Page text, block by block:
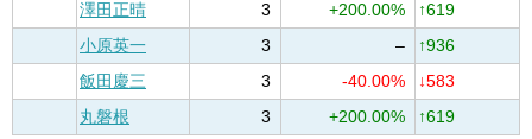
澤田正晴
3 +200.00%
↑619
小原英一
3 –
↑936
飯田慶三
3 -40.00%
↓583
丸磐根
3 +200.00% ↑619